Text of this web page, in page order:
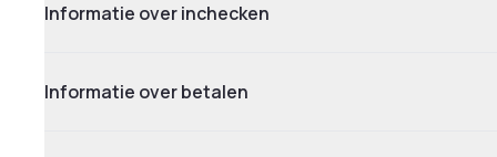
Informatie over inchecken
Informatie over betalen